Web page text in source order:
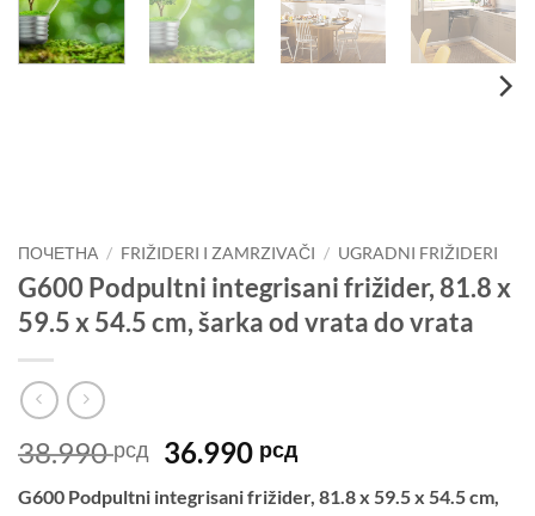
ПОЧЕТНА / FRIŽIDERI I ZAMRZIVAČI / UGRADNI FRIŽIDERI
G600 Podpultni integrisani frižider, 81.8 x
59.5 x 54.5 cm, šarka od vrata do vrata
38.990рсд
Оригинална
је
36.990 рсдТренутна
је:
G600 Podpultni integrisani frižider, 81.8 x 59.5 x 54.5 cm,